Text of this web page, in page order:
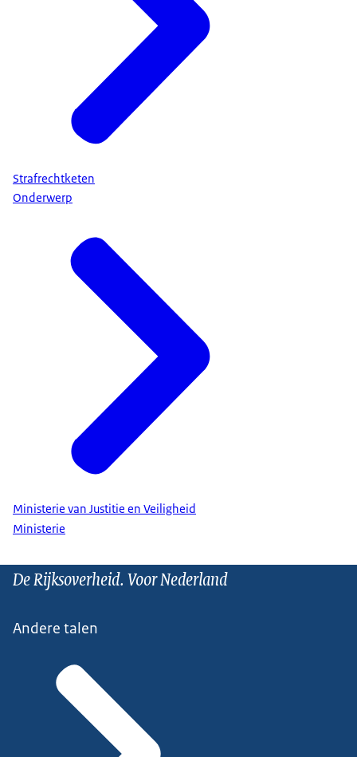
Strafrechtketen
Onderwerp
Ministerie van Justitie en Veiligheid
Ministerie
De Rijksoverheid. Voor Nederland
Andere talen